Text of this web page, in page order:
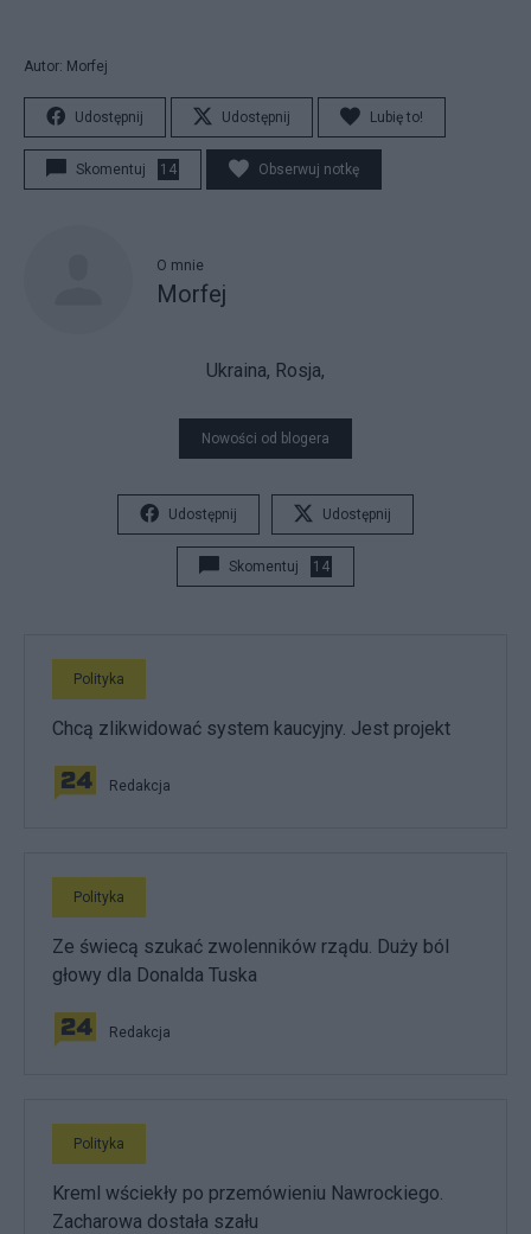
Autor: Morfej
Udostępnij Udostępnij Lubię to!
Skomentuj 14 Obserwuj notkę
O mnie
Morfej
Ukraina, Rosja,
Nowości od blogera
Udostępnij Udostępnij
Skomentuj 14
Polityka
Chcą zlikwidować system kaucyjny. Jest projekt
Redakcja
Polityka
Ze świecą szukać zwolenników rządu. Duży ból
głowy dla Donalda Tuska
Redakcja
Polityka
Kreml wściekły po przemówieniu Nawrockiego.
Zacharowa dostała szału